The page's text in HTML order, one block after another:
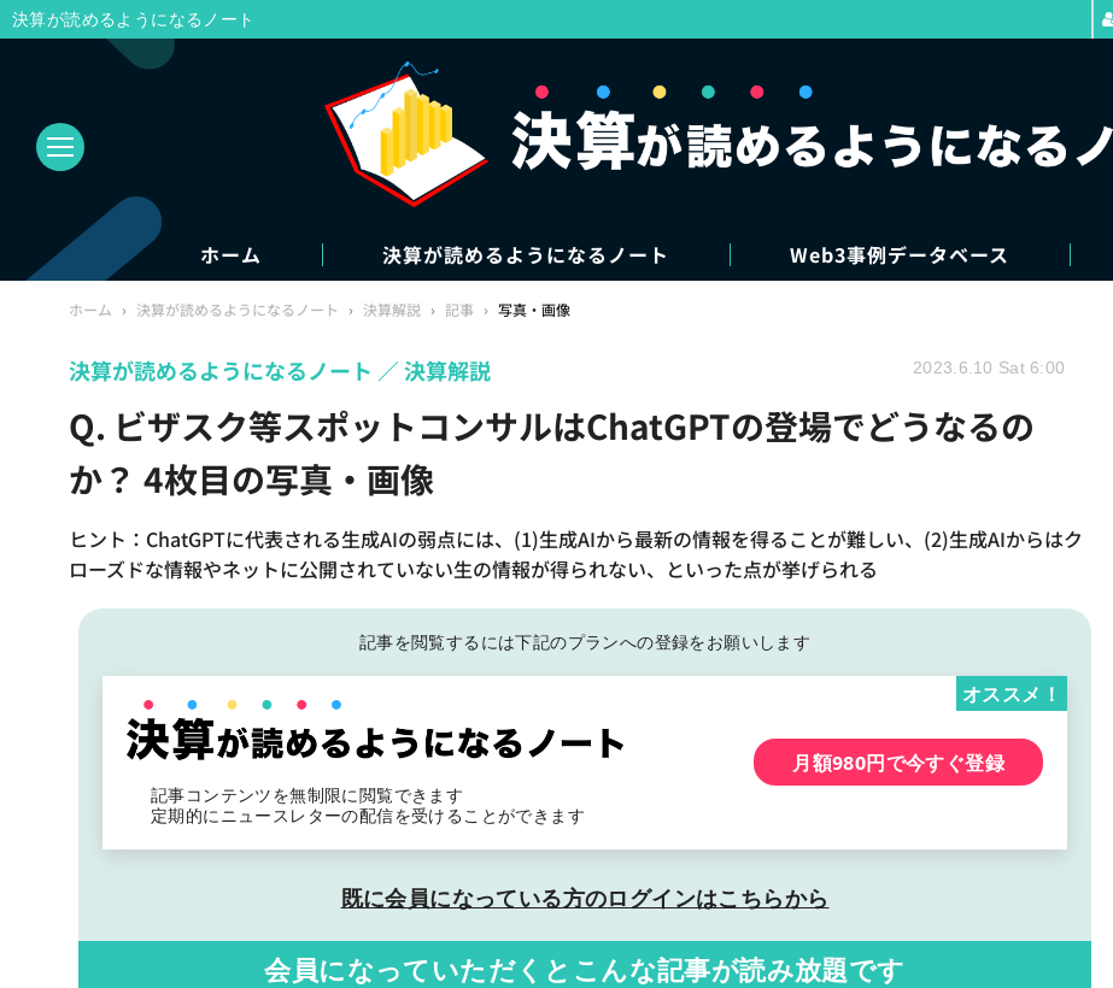
ホーム 決算が読めるようになるノート Web3事例データベース
ホーム › 決算が読めるようになるノート › 決算解説 › 記事 › 写真・画像
Q. ビザスク等スポットコンサルはChatGPTの登場でどうなるの
か？ 4枚目の写真・画像
ヒント：ChatGPTに代表される生成AIの弱点には、(1)生成AIから最新の情報を得ることが難しい、(2)生成AIからはク
ローズドな情報やネットに公開されていない生の情報が得られない、といった点が挙げられる
決算が読めるようになるノート 決算解説 2023.6.10 Sat 6:00
記事を閲覧するには下記のプランへの登録をお願いします
記事コンテンツを無制限に閲覧できます
定期的にニュースレターの配信を受けることができます
オススメ！
月額980円で今すぐ登録
既に会員になっている方のログインはこちらから
会員になっていただくと こんな記事が読み放題です
決算が読めるようになるノート